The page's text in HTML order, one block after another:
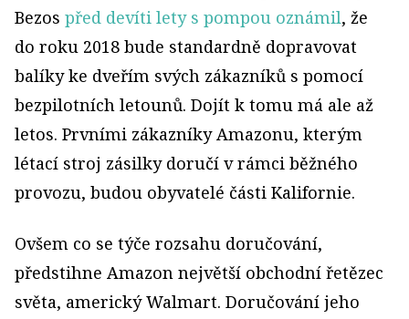
Bezos před devíti lety s pompou oznámil, že
do roku 2018 bude standardně dopravovat
balíky ke dveřím svých zákazníků s pomocí
bezpilotních letounů. Dojít k tomu má ale až
letos. Prvními zákazníky Amazonu, kterým
létací stroj zásilky doručí v rámci běžného
provozu, budou obyvatelé části Kalifornie.
Ovšem co se týče rozsahu doručování,
předstihne Amazon největší obchodní řetězec
světa, americký Walmart. Doručování jeho